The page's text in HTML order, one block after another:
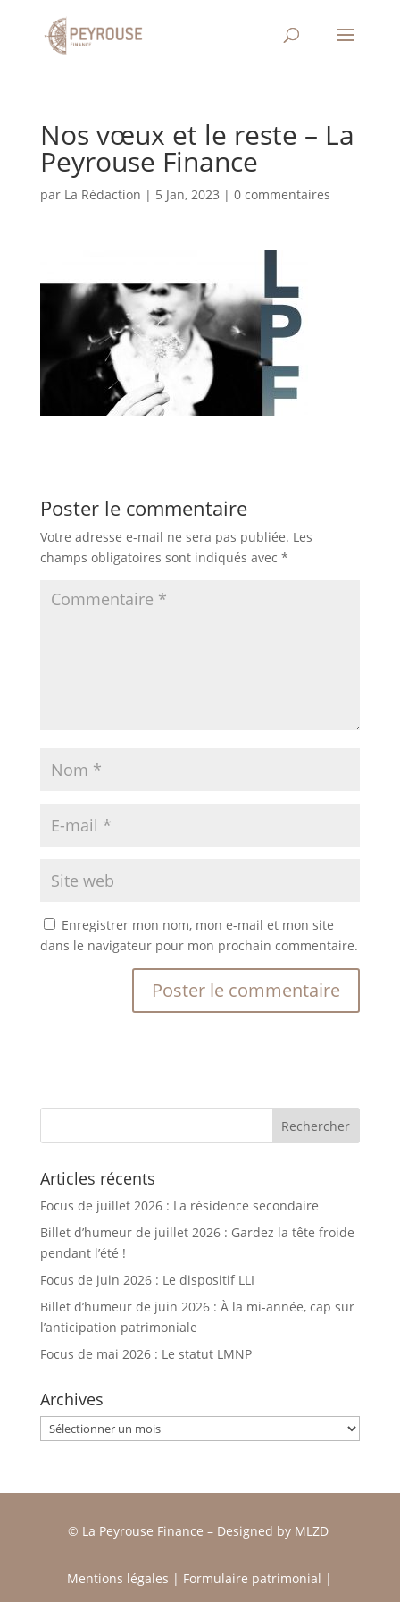
Nos vœux et le reste – La
Peyrouse Finance
par La Rédaction | 5 Jan, 2023 | 0 commentaires
Poster le commentaire
Votre adresse e-mail ne sera pas publiée. Les
champs obligatoires sont indiqués avec *
Enregistrer mon nom, mon e-mail et mon site
dans le navigateur pour mon prochain commentaire.
Articles récents
Focus de juillet 2026 : La résidence secondaire
Billet d’humeur de juillet 2026 : Gardez la tête froide
pendant l’été !
Focus de juin 2026 : Le dispositif LLI
Billet d’humeur de juin 2026 : À la mi-année, cap sur
l’anticipation patrimoniale
Focus de mai 2026 : Le statut LMNP
Archives
Archives
© La Peyrouse Finance –Designed by MLZD
Mentions légales | Formulaire patrimonial |